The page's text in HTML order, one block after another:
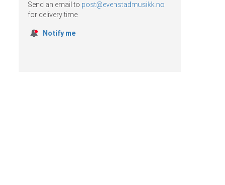
Send an email to post@evenstadmusikk.no
for delivery time
Notify me